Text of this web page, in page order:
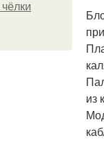
из